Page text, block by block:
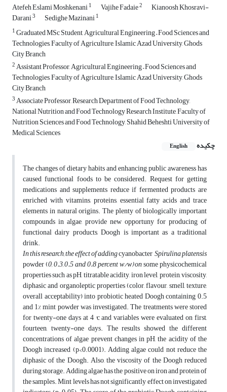
Atefeh Eslami Moshkenani1 Vajihe Fadaie2 Kianoosh Khosravi-
Darani3 Sedighe Mazinani1
1Graduated MSc Student, Agricultural Engineering – Food Sciences and
Technologies, Faculty of Agriculture, Islamic Azad University, Ghods
City Branch
2Assistant Professor, Agricultural Engineering – Food Sciences and
Technologies, Faculty of Agriculture, Islamic Azad University, Ghods
City Branch
3Associate Professor, Research Department of Food Technology,
National Nutrition and Food Technology Research Institute, Faculty of
Nutrition Sciences and Food Technology, Shahid Beheshti University of
Medical Sciences
چکیده
English
The changes of dietary habits and enhancing public awareness has
caused functional foods to be considered. Request for getting
medications and supplements reduce if fermented products are
enriched with vitamins, proteins, essential fatty acids and trace
elements in natural origins. The plenty of biologically important
compounds in algae, provide new opportuny for producing of
functional dairy products, Doogh is important as a traditional
drink.
In this research, the effect of addingcyanobacterSpirulina platensis
powder (0, 0.3, 0.5 and 0.8 percent w/w) onsome physicochemical
properties such as pH, titratable acidity, iron level, protein, viscosity,
diphasic and organoleptic properties (color, flavour, smell, texture,
overall acceptability) into probiotic heated Doogh containing 0.5
and 1% mint powder was investigated. The treatments were stored
for twenty-one days at 4 °c and variables were evaluated on first,
fourteen, twenty-one days. The results showed the different
concentrations of algae prevent changes in pH, the acidity of the
Doogh increased (p<0.0001). Adding algae could not reduce the
diphasic of the Doogh. Also, the viscosity of the Doogh reduced
during storage. Adding algae has the positive on iron and protein of
the samples. Mint levels has not significantly effect on investigated